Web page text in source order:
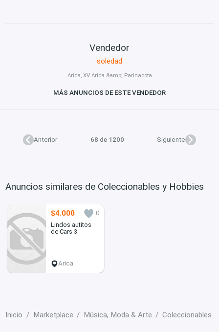
Vendedor
soledad
Arica, XV Arica &amp; Parinacota
MÁS ANUNCIOS DE ESTE VENDEDOR
Anterior 68 de 1200 Siguiente
Anuncios similares de Coleccionables y Hobbies
$4.000
0
Lindos autitos
de Cars 3
Arica
Inicio Marketplace Música, Moda & Arte Coleccionables